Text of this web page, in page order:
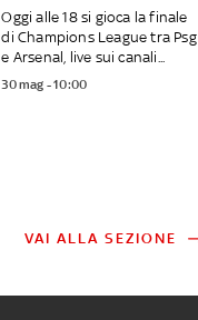
Oggi alle 18 si gioca la finale
di Champions League tra Psg
e Arsenal, live sui canali...
30 mag - 10:00
VAI ALLA SEZIONE